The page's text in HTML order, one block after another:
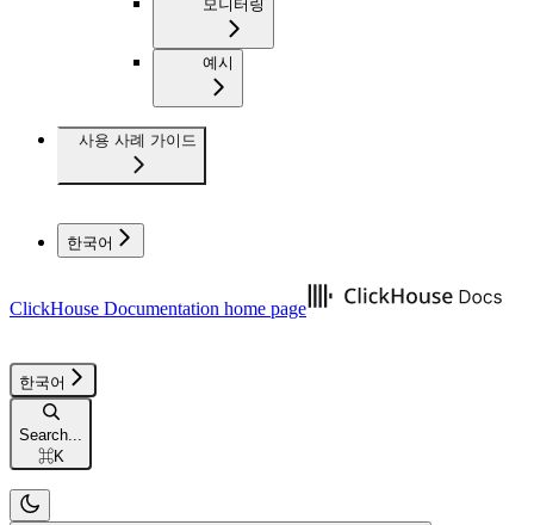
모니터링
예시
사용 사례 가이드
한국어
ClickHouse Documentation home page
한국어
Search...
⌘K